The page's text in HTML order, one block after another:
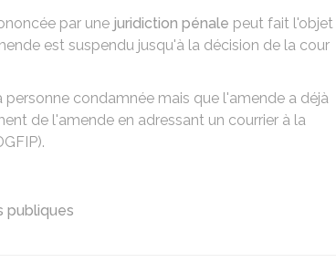
par une juridiction pénale peut fait l'objet
est suspendu jusqu'à la décision de la cour
condamnée mais que l'amende a déjà
de l'amende en adressant un courrier à la
publiques